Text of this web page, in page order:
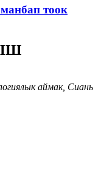
тоок
аймак, Сиань